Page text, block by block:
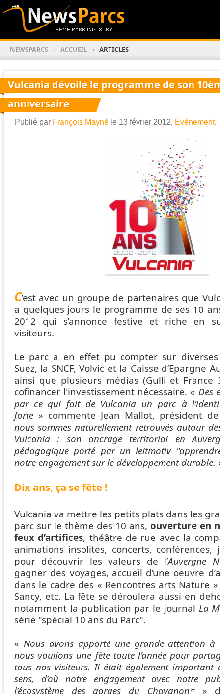
NEWSPARCS ACCUEIL ARTICLES
Vulcania dévoile le programme de son
anniversaire
Publié par François Mayné le 13 février 2012, Événement.
C’est avec un groupe de partenaires que
a quelques jours le programme de ses 10
2012 qui s’annonce festive et riche en
visiteurs.
Le parc a en effet pu compter sur diverses
Suez, la SNCF, Volvic et la Caisse d’Epargne
ainsi que plusieurs médias (Gulli et France
cofinancer l'investissement nécessaire. « Des
par ce qui fait de Vulcania un parc à
forte » commente Jean Mallot, président
nous sommes naturellement retrouvés autour
Vulcania : son ancrage territorial en
pédagogique porté par un leitmotiv
notre engagement sur le développement durable.
Dix ans, ça se fête !
Vulcania va mettre les petits plats dans les
parc sur le thème des 10 ans, ouverture en
feux d’artifices, théâtre de rue avec la
animations insolites, concerts,
pour découvrir les valeurs de l’Auvergne
gagner des voyages, accueil d’une oeuvre
dans le cadre des « Rencontres arts Nature
Sancy, etc. La fête se déroulera aussi en
notamment la publication par le journal La
série "spécial 10 ans du Parc".
« Nous avons apporté une grande attention à
nous voulions une fête toute l’année pour
tous nos visiteurs. Il était également important
sens, d’où notre engagement avec notre
l’écosystème des gorges du Chavanon*»